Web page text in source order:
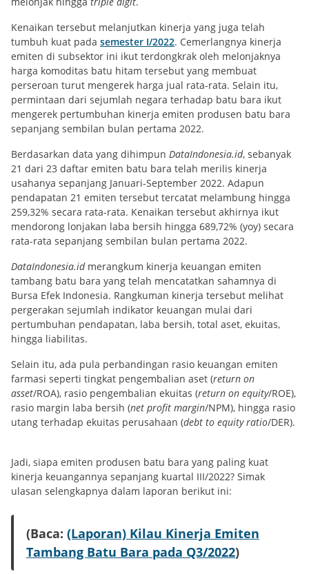
Kenaikan tersebut melanjutkan kinerja yang juga telah
tumbuh kuat pada semester I/2022. Cemerlangnya kinerja
emiten di subsektor ini ikut terdongkrak oleh melonjaknya
harga komoditas batu hitam tersebut yang membuat
perseroan turut mengerek harga jual rata-rata. Selain itu,
permintaan dari sejumlah negara terhadap batu bara ikut
mengerek pertumbuhan kinerja emiten produsen batu bara
sepanjang sembilan bulan pertama 2022.
Berdasarkan data yang dihimpun DataIndonesia.id, sebanyak
21 dari 23 daftar emiten batu bara telah merilis kinerja
usahanya sepanjang Januari-September 2022. Adapun
pendapatan 21 emiten tersebut tercatat melambung hingga
259,32% secara rata-rata. Kenaikan tersebut akhirnya ikut
mendorong lonjakan laba bersih hingga 689,72% (yoy) secara
rata-rata sepanjang sembilan bulan pertama 2022.
DataIndonesia.idmerangkum kinerja keuangan emiten
tambang batu bara yang telah mencatatkan sahamnya di
Bursa Efek Indonesia. Rangkuman kinerja tersebut melihat
pergerakan sejumlah indikator keuangan mulai dari
pertumbuhan pendapatan, laba bersih, total aset, ekuitas,
hingga liabilitas.
Selain itu, ada pula perbandingan rasio keuangan emiten
farmasi seperti tingkat pengembalian aset (return on
asset/ROA), rasio pengembalian ekuitas (return on equity/ROE),
rasio margin laba bersih (net profit margin/NPM), hingga rasio
utang terhadap ekuitas perusahaan (debt to equity ratio/DER).
Jadi, siapa emiten produsen batu bara yang paling kuat
kinerja keuangannya sepanjang kuartal III/2022? Simak
ulasan selengkapnya dalam laporan berikut ini:
(Baca: (Laporan) Kilau Kinerja Emiten
Tambang Batu Bara pada Q3/2022)